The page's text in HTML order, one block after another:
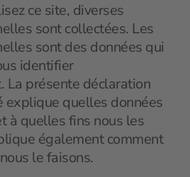
ce site, diverses
sont collectées. Les
sont des données qui
identifier
La présente déclaration
explique quelles données
à quelles fins nous les
également comment
le faisons.